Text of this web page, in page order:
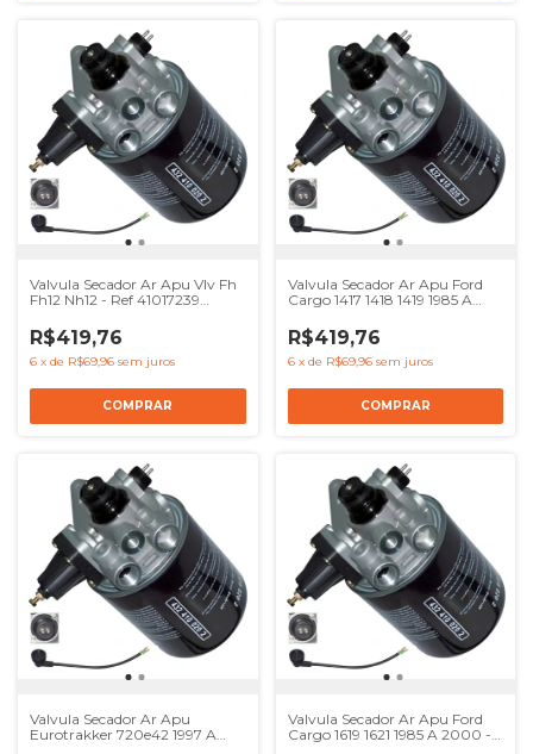
Valvula Secador Ar Apu Vlv Fh
Fh12 Nh12 - Ref 41017239
504120057
R$419,76
6 x de R$69,96 sem juros
Valvula Secador Ar Apu Ford
Cargo 1417 1418 1419 1985 A
4324100000 504120057
R$419,76
6 x de R$69,96 sem juros
Valvula Secador Ar Apu
Eurotrakker 720e42 1997 A
Valvula Secador Ar Apu Ford
Cargo 1619 1621 1985 A 2000 -